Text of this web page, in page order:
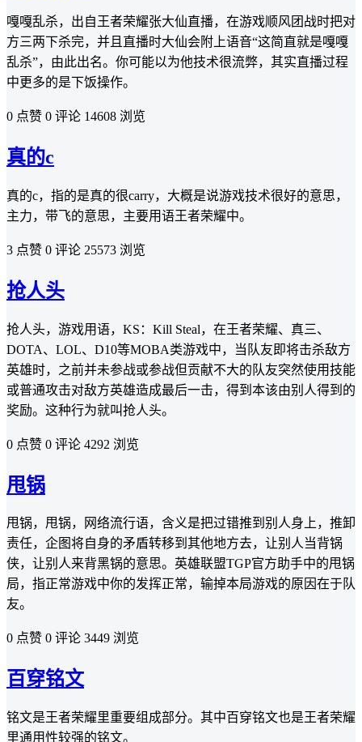
嘎嘎乱杀，出自王者荣耀张大仙直播，在游戏顺风团战时把对
方三两下杀完，并且直播时大仙会附上语音“这简直就是嘎嘎
乱杀”，由此出名。你可能以为他技术很流弊，其实直播过程
中更多的是下饭操作。
0 点赞 0 评论 14608 浏览
真的c
真的c，指的是真的很carry，大概是说游戏技术很好的意思，
主力，带飞的意思，主要用语王者荣耀中。
3 点赞 0 评论 25573 浏览
抢人头
抢人头，游戏用语，KS：Kill Steal，在王者荣耀、真三、
DOTA、LOL、D10等MOBA类游戏中，当队友即将击杀敌方
英雄时，之前并未参战或参战但贡献不大的队友突然使用技能
或普通攻击对敌方英雄造成最后一击，得到本该由别人得到的
奖励。这种行为就叫抢人头。
0 点赞 0 评论 4292 浏览
甩锅
甩锅，甩锅，网络流行语，含义是把过错推到别人身上，推卸
责任，企图将自身的矛盾转移到其他地方去，让别人当背锅
侠，让别人来背黑锅的意思。英雄联盟TGP官方助手中的甩锅
局，指正常游戏中你的发挥正常，输掉本局游戏的原因在于队
友。
0 点赞 0 评论 3449 浏览
百穿铭文
铭文是王者荣耀里重要组成部分。其中百穿铭文也是王者荣耀
里通用性较强的铭文。